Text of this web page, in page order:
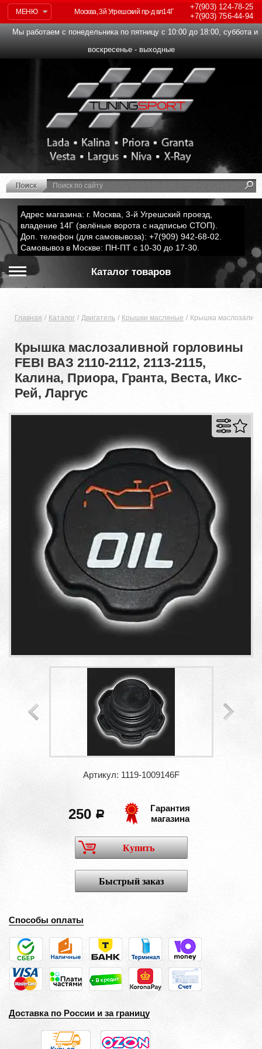
МЕНЮ
+7(903)124-78-25
+7(903)756-44-94
Москва, 3й Угрешский пр-д вл14Г
Мы работаем с понедельника по пятницу с 10:00 до 18:00, суббота и
воскресенье - выходные
Адрес магазина: г. Москва, 3-й Угрешский проезд,
владение 14Г (зелёные ворота с надписью СТОП).
Доп. телефон (для самовывоза): +7(909) 942-68-02.
Самовывоз в Москве: ПН-ПТ с 10-30 до 17-30.
Каталог товаров
Главная Каталог Двигатель Крышки масляные Крышка
Крышка маслозаливной горловины
FEBI ВАЗ 2110-2112, 2113-2115,
Калина, Приора, Гранта, Веста, Икс-
Рей, Ларгус
Артикул: 1119-1009146F
250 a
Гарантия
магазина
Купить
Быстрый заказ
Способы оплаты
Доставка по России и за границу